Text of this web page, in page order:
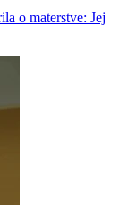
o materstve: Jej